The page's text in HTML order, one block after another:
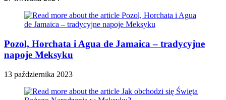
Pozol, Horchata i Agua de Jamaica – tradycyjne
napoje Meksyku
13 października 2023